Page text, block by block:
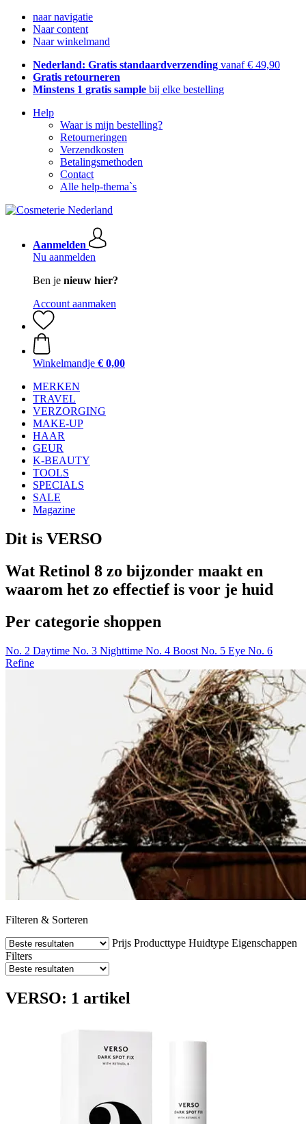
naar navigatie
Naar content
Naar winkelmand
Nederland: Gratis standaardverzending vanaf € 49,90
Gratis retourneren
Minstens 1 gratis sample bij elke bestelling
Help
Waar is mijn bestelling?
Retourneringen
Verzendkosten
Betalingsmethoden
Contact
Alle help-thema`s
Aanmelden
Nu aanmelden
Ben je nieuw hier?
Account aanmaken
Winkelmandje € 0,00
MERKEN
TRAVEL
VERZORGING
MAKE-UP
HAAR
GEUR
K-BEAUTY
TOOLS
SPECIALS
SALE
Magazine
Dit is VERSO
Wat Retinol 8 zo bijzonder maakt en
waarom het zo effectief is voor je huid
Per categorie shoppen
No. 2 Daytime No. 3 Nighttime No. 4 Boost No. 5 Eye No. 6
Refine
Filteren & Sorteren
Prijs Producttype Huidtype Eigenschappen
Filters
VERSO: 1 artikel